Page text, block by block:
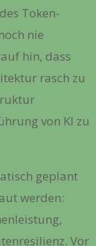
Token-
nie
hin, dass
rasch zu
von KI zu
geplant
werden:
Vor